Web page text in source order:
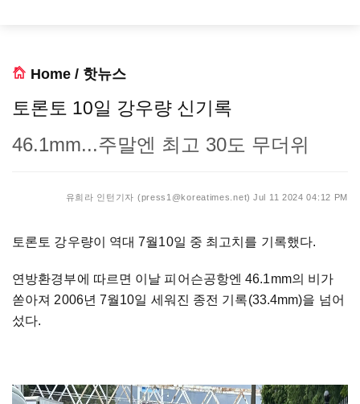
Home / 핫뉴스
토론토 10일 강우량 신기록
46.1mm...주말엔 최고 30도 무더위
유희라 인턴기자 (press1@koreatimes.net) Jul 11 2024 04:12 PM
토론토 강우량이 역대 7월10일 중 최고치를 기록했다.
연방환경부에 따르면 이날 피어슨공항엔 46.1mm의 비가
쏟아져 2006년 7월10일 세워진 종전 기록(33.4mm)을 넘어
섰다.